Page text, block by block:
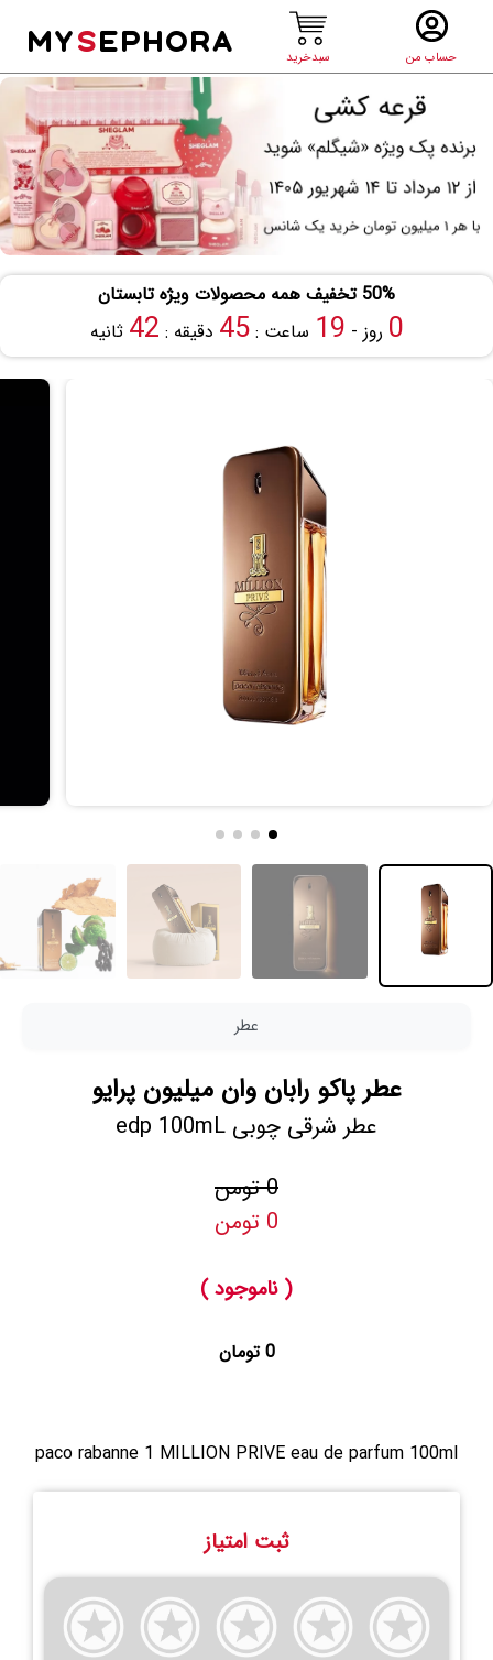
حساب من سبدخرید
MYSEPHORA
50% تخفیف همه محصولات ویژه تابستان
0 روز - 19 ساعت :45 دقیقه : 42 ثانیه
عطر
عطر پاکو رابان وان میلیون پرایو
عطر شرقی چوبی edp 100mL
0 تومن
0 تومن
( ناموجود )
0 تومان
paco rabanne 1 MILLION PRIVE eau de parfum 100ml
ثبت امتیاز